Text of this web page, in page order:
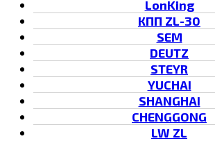
LonKing
КПП ZL-30
SEM
DEUTZ
STEYR
YUCHAI
SHANGHAI
CHENGGONG
LW ZL